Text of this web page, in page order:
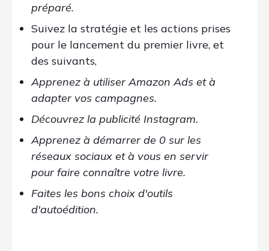
préparé.
Suivez la stratégie et les actions prises
pour le lancement du premier livre, et
des suivants,
Apprenez à utiliser Amazon Ads et à
adapter vos campagnes.
Découvrez la publicité Instagram.
Apprenez à démarrer de 0 sur les
réseaux sociaux et à vous en servir
pour faire connaître votre livre.
Faites les bons choix d'outils
d'autoédition.